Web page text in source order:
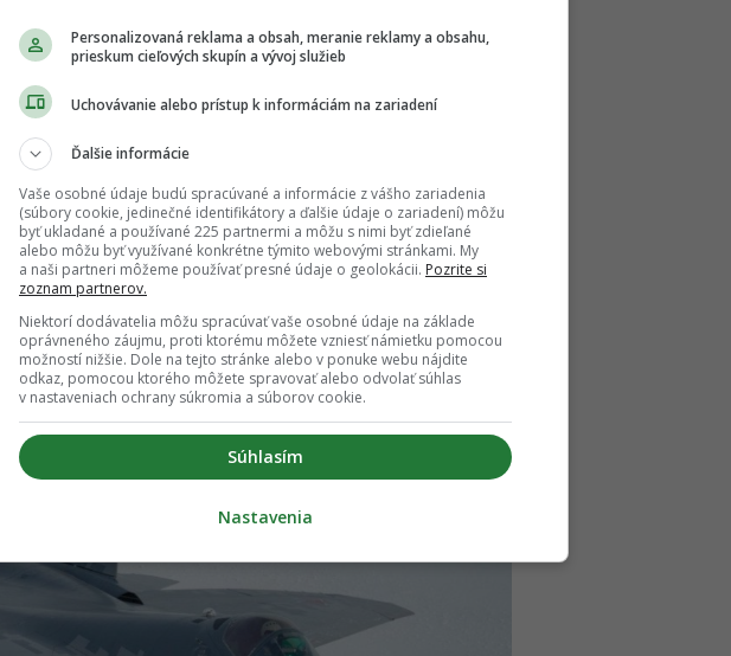
analytikMaksim Kalašnikov. Ten porovnal Su-57
izraelské F-35 dokázali operovať proti iránskej
57 podobný výkon na Ukrajine nepredviedli.
nie slová.
samotnej technickej úrovne lietadla. Niektorí
kritériá skutočnej stíhačky piatej generácie.
a stealth vlastnosti. Súčasné sériové lietadlá
ruských konštrukcií, kým plánovaný nový
Personalizovaná reklama a obsah, meranie reklamy a obsahu,
prieskum cieľových skupín a vývoj služieb
Uchovávanie alebo prístup k informáciám na zariadení
Ďalšie informácie
Vaše osobné údaje budú spracúvané a informácie z vášho zariadenia
(súbory cookie, jedinečné identifikátory a ďalšie údaje o zariadení) môžu
byť ukladané a používané 225 partnermi a môžu s nimi byť zdieľané
alebo môžu byť využívané konkrétne týmito webovými stránkami. My
a naši partneri môžeme používať presné údaje o geolokácii. Pozrite si
zoznam partnerov.
Niektorí dodávatelia môžu spracúvať vaše osobné údaje na základe
oprávneného záujmu, proti ktorému môžete vzniesť námietku pomocou
možností nižšie. Dole na tejto stránke alebo v ponuke webu nájdite
odkaz, pomocou ktorého môžete spravovať alebo odvolať súhlas
v nastaveniach ochrany súkromia a súborov cookie.
Súhlasím
Nastavenia